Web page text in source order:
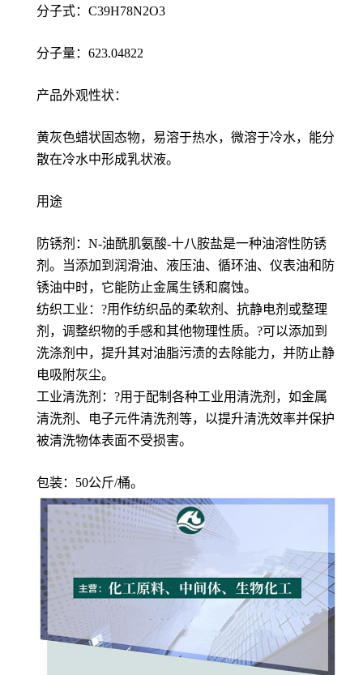
分子式：C39H78N2O3
分子量：623.04822
产品外观性状：
黄灰色蜡状固态物，易溶于热水，微溶于冷水，能分
散在冷水中形成乳状液。
用途
防锈剂：N-油酰肌氨酸-十八胺盐是一种油溶性防锈
剂。当添加到润滑油、液压油、循环油、仪表油和防
锈油中时，它能防止金属生锈和腐蚀。
纺织工业：?用作纺织品的柔软剂、抗静电剂或整理
剂，调整织物的手感和其他物理性质。?可以添加到
洗涤剂中，提升其对油脂污渍的去除能力，并防止静
电吸附灰尘。
工业清洗剂：?用于配制各种工业用清洗剂，如金属
清洗剂、电子元件清洗剂等，以提升清洗效率并保护
被清洗物体表面不受损害。
包装：50公斤/桶。